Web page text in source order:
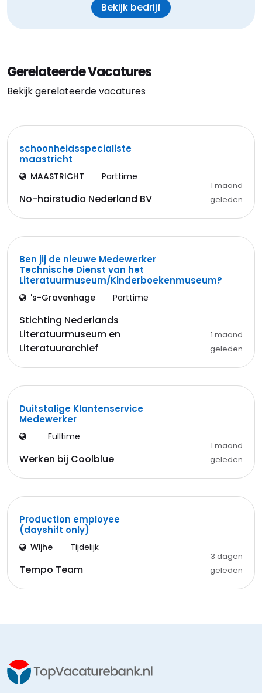
Bekijk bedrijf
Gerelateerde Vacatures
Bekijk gerelateerde vacatures
schoonheidsspecialiste
maastricht
MAASTRICHT Parttime
No-hairstudio Nederland BV
1 maand
geleden
Ben jij de nieuwe Medewerker
Technische Dienst van het
Literatuurmuseum/Kinderboekenmuseum?
's-Gravenhage Parttime
Stichting Nederlands
Literatuurmuseum en
Literatuurarchief
1 maand
geleden
Duitstalige Klantenservice
Medewerker
Fulltime
Werken bij Coolblue
1 maand
geleden
Production employee
(dayshift only)
Wijhe Tijdelijk
Tempo Team
3 dagen
geleden